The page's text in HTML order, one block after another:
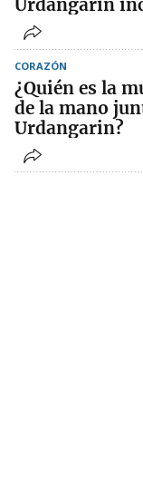
Urdangarin
CORAZÓN
¿Quién es la
de la mano
Urdangarin?